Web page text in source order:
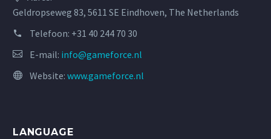
Geldropseweg 83, 5611 SE Eindhoven, The Netherlands
Telefoon: +31 40 244 70 30
E-mail: info@gameforce.nl
Website: www.gameforce.nl
LANGUAGE